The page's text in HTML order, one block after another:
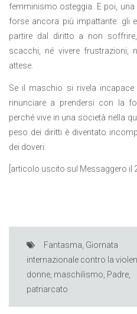
femminismo osteggia. E poi,
forse ancora più impattante: gli
partire dal diritto a non
scacchi, né vivere frustrazioni,
attese.
Se il maschio si rivela
rinunciare a prendersi con la
perché vive in una società nella
peso dei diritti è diventato
dei doveri.
[articolo uscito sul Messaggero il
Fantasma Giornata
internazionale contro la
donne maschilismo Padre
patriarcato